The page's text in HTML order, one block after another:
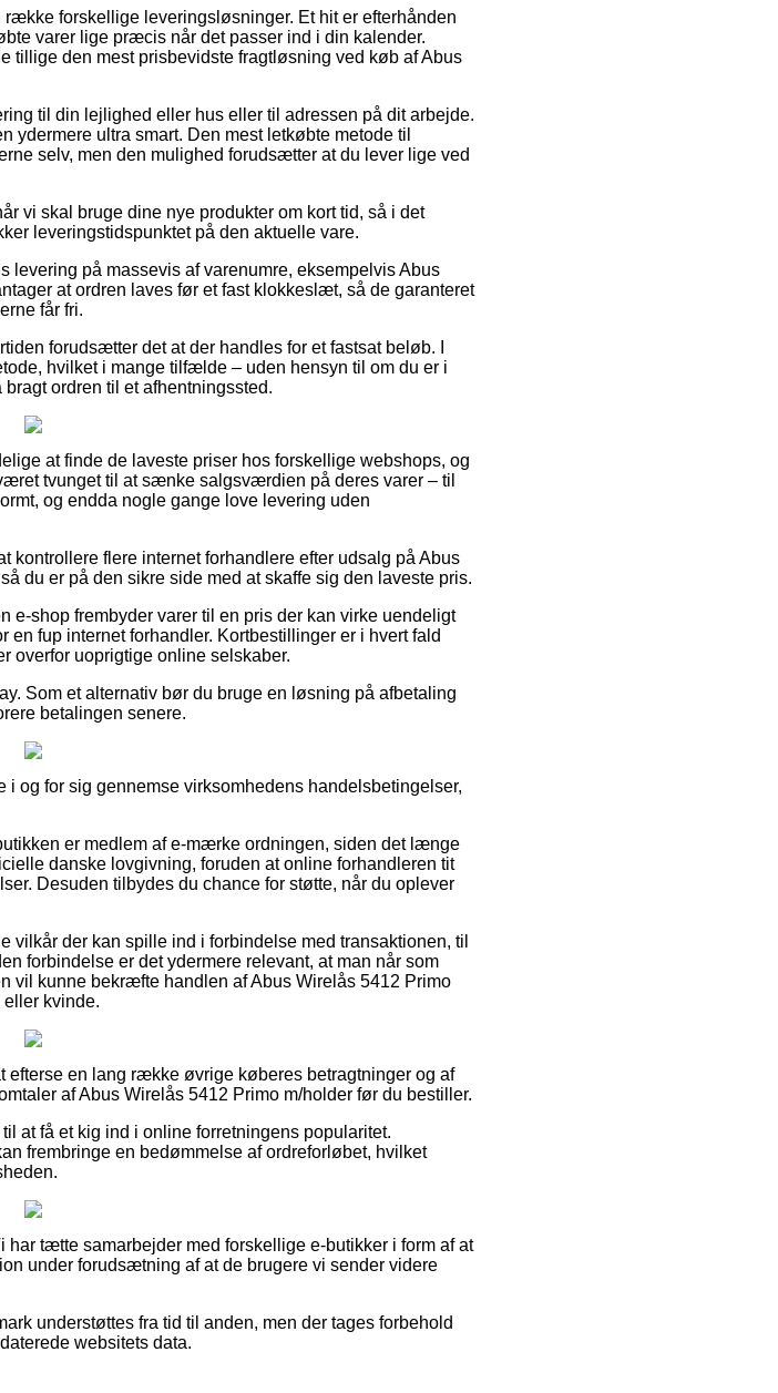
forskellige leveringsløsninger. Et hit er efterhånden
varer lige præcis når det passer ind i din kalender.
tillige den mest prisbevidste fragtløsning ved køb af Abus
til din lejlighed eller hus eller til adressen på dit arbejde.
ydermere ultra smart. Den mest letkøbte metode til
selv, men den mulighed forudsætter at du lever lige ved
vi skal bruge dine nye produkter om kort tid, så i det
leveringstidspunktet på den aktuelle vare.
levering på massevis af varenumre, eksempelvis Abus
at ordren laves før et fast klokkeslæt, så de garanteret
får fri.
forudsætter det at der handles for et fastsat beløb. I
hvilket i mange tilfælde – uden hensyn til om du er i
ordren til et afhentningssted.
at finde de laveste priser hos forskellige webshops, og
tvunget til at sænke salgsværdien på deres varer – til
og endda nogle gange love levering uden
kontrollere flere internet forhandlere efter udsalg på Abus
du er på den sikre side med at skaffe sig den laveste pris.
e-shop frembyder varer til en pris der kan virke uendeligt
fup internet forhandler. Kortbestillinger er i hvert fald
overfor uoprigtige online selskaber.
Som et alternativ bør du bruge en løsning på afbetaling
betalingen senere.
og for sig gennemse virksomhedens handelsbetingelser,
er medlem af e-mærke ordningen, siden det længe
danske lovgivning, foruden at online forhandleren tit
Desuden tilbydes du chance for støtte, når du oplever
vilkår der kan spille ind i forbindelse med transaktionen, til
forbindelse er det ydermere relevant, at man når som
vil kunne bekræfte handlen af Abus Wirelås 5412 Primo
eller kvinde.
en lang række øvrige køberes betragtninger og af
af Abus Wirelås 5412 Primo m/holder før du bestiller.
at få et kig ind i online forretningens popularitet.
frembringe en bedømmelse af ordreforløbet, hvilket
tætte samarbejder med forskellige e-butikker i form af at
under forudsætning af at de brugere vi sender videre
understøttes fra tid til anden, men der tages forbehold
websitets data.